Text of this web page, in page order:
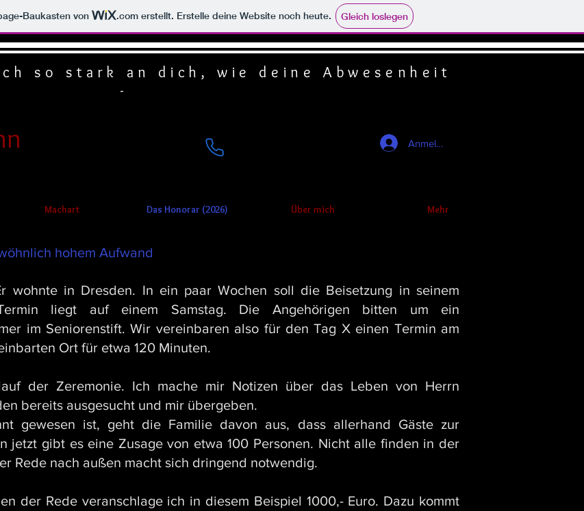
Baukasten von .com erstellt. Erstelle deine Website noch heute. Gleich loslegen
so stark an dich, wie deine Abwesenheit
-
Anmelden
Machart Das Honorar (2026) Über mich Mehr
hohem Aufwand
wohnte in Dresden. In ein paar Wochen soll die Beisetzung in seinem
liegt auf einem Samstag. Die Angehörigen bitten um ein
im Seniorenstift. Wir vereinbaren also für den Tag X einen Termin am
Ort für etwa 120 Minuten.
der Zeremonie. Ich mache mir Notizen über das Leben von Herrn
bereits ausgesucht und mir übergeben.
gewesen ist, geht die Familie davon aus, dass allerhand Gäste zur
jetzt gibt es eine Zusage von etwa 100 Personen. Nicht alle finden in der
Rede nach außen macht sich dringend notwendig.
der Rede veranschlage ich in diesem Beispiel 1000,- Euro. Dazu kommt